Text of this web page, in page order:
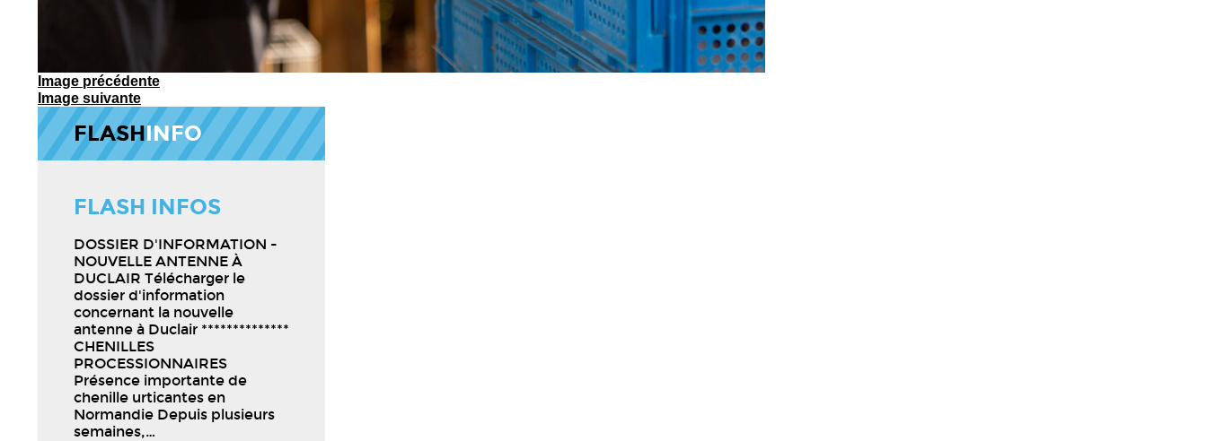
Image précédente
Image suivante
FLASHINFO
FLASH INFOS
DOSSIER D'INFORMATION -
NOUVELLE ANTENNE À
DUCLAIR Télécharger le
dossier d'information
concernant la nouvelle
antenne à Duclair **************
CHENILLES
PROCESSIONNAIRES
Présence importante de
chenille urticantes en
Normandie Depuis plusieurs
semaines,…